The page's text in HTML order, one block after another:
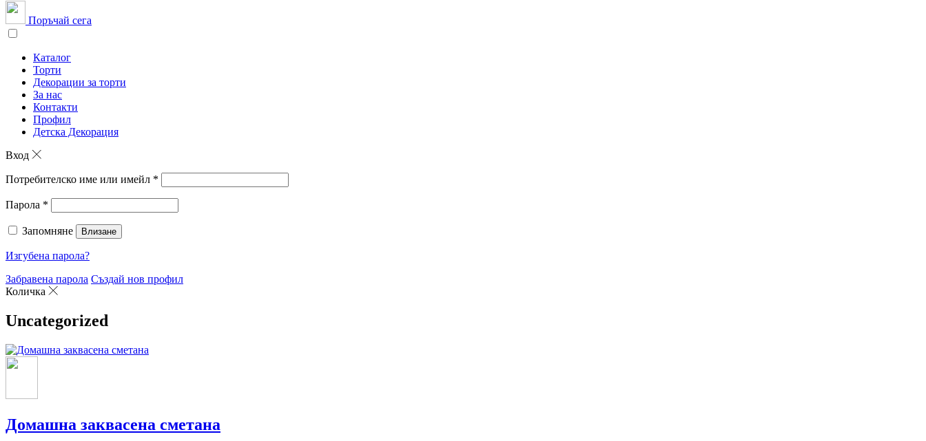
Поръчай сега
Каталог
Торти
Декорации за торти
За нас
Контакти
Профил
Детска Декорация
Вход
Потребителско име или имейл *
Парола *
Запомняне Влизане
Изгубена парола?
Забравена парола Създай нов профил
Количка
Uncategorized
Домашна заквасена сметана